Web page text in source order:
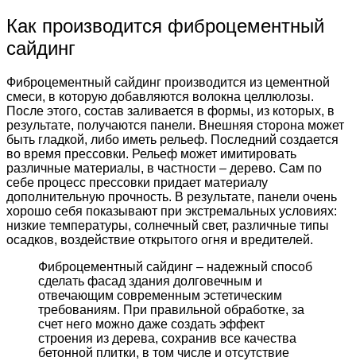
Как производится фиброцементный
сайдинг
Фиброцементный сайдинг производится из цементной
смеси, в которую добавляются волокна целлюлозы.
После этого, состав заливается в формы, из которых, в
результате, получаются панели. Внешняя сторона может
быть гладкой, либо иметь рельеф. Последний создается
во время прессовки. Рельеф может имитировать
различные материалы, в частности – дерево. Сам по
себе процесс прессовки придает материалу
дополнительную прочность. В результате, панели очень
хорошо себя показывают при экстремальных условиях:
низкие температуры, солнечный свет, различные типы
осадков, воздействие открытого огня и вредителей.
Фиброцементный сайдинг – надежный способ
сделать фасад здания долговечным и
отвечающим современным эстетическим
требованиям. При правильной обработке, за
счет него можно даже создать эффект
строения из дерева, сохранив все качества
бетонной плитки, в том числе и отсутствие